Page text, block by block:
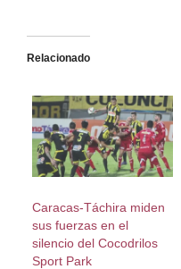
Relacionado
Caracas-Táchira miden
sus fuerzas en el
silencio del Cocodrilos
Sport Park